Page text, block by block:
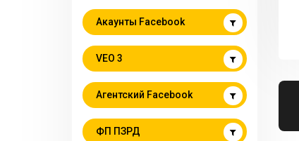
Акаунты Facebook
VEO 3
Агентский Facebook
ФП ПЗРД